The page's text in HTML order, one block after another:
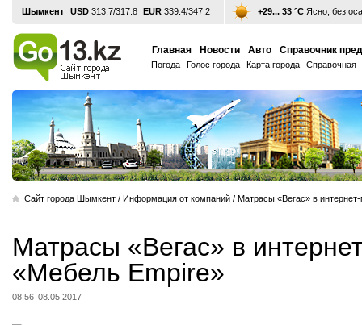
Шымкент USD 313.7/317.8 EUR 339.4/347.2 +29... 33 °С Ясно, без
Главная Новости Авто Справочник
Погода Голос города Карта города Справочная
Cайт города Шымкент / Информация от компаний / Матрасы «Вегас» в
Матрасы «Вегас» в
«Мебель Empire»
08:56 08.05.2017